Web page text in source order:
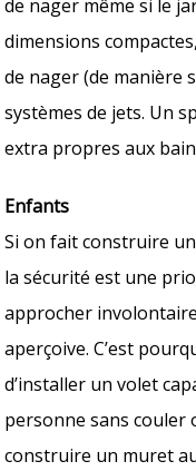
de nager même si le
dimensions
de nager (de manière
systèmes de jets. Un
extra propres aux
Enfants
Si on fait construire
la sécurité est une
approcher
aperçoive. C’est
d’installer un volet
personne sans couler
construire un muret